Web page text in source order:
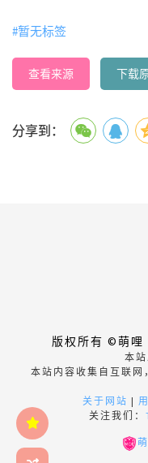
#暂无标签
查看来源 下载
分享到：
版权所有 ©萌哩
本站
本站内容收集自互联网
关于网站 |
关注我们：